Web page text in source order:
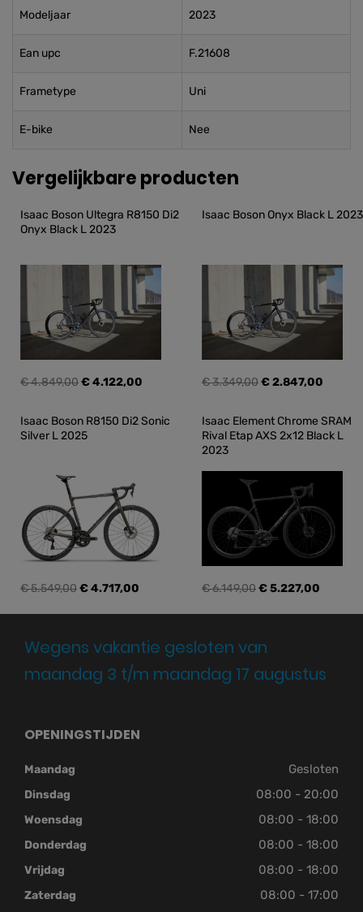
Modeljaar 2023
Ean upc F.21608
Frametype Uni
E-bike Nee
Vergelijkbare producten
Isaac Boson Ultegra R8150 Di2
Onyx Black L 2023
€ 4.849,00€ 4.122,00
Isaac Boson Onyx Black L 2023
€ 3.349,00€ 2.847,00
Isaac Boson R8150 Di2 Sonic
Silver L 2025
€ 5.549,00€ 4.717,00
Isaac Element Chrome SRAM
Rival Etap AXS 2x12 Black L
2023
€ 6.149,00€ 5.227,00
Wegens vakantie gesloten van
maandag 3 t/m maandag 17 augustus
OPENINGSTIJDEN
Maandag Gesloten
Dinsdag 08:00 - 20:00
Woensdag 08:00 - 18:00
Donderdag 08:00 - 18:00
Vrijdag 08:00 - 18:00
Zaterdag 08:00 - 17:00